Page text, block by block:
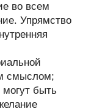
во всем
Упрямство
смыслом;
быть